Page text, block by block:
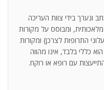
ונערך בידי צוות העריכה
ומבוסס על מקורות
התרופות לצרכן) ומקורות
כללי בלבד, אינו מהווה
עם רופא או רוקח.